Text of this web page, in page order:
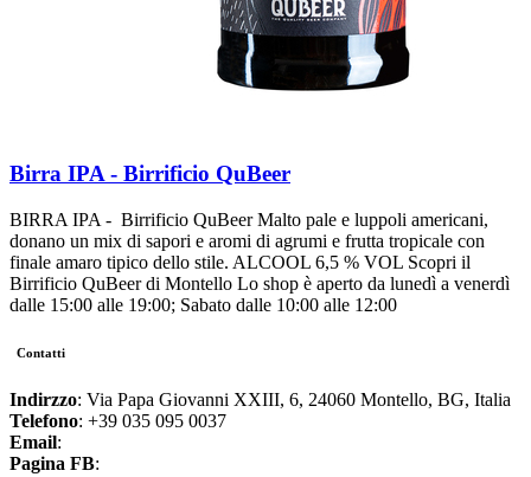
Birra IPA - Birrificio QuBeer
BIRRA IPA - Birrificio QuBeer Malto pale e luppoli americani,
donano un mix di sapori e aromi di agrumi e frutta tropicale con
finale amaro tipico dello stile. ALCOOL 6,5 % VOL Scopri il
Birrificio QuBeer di Montello Lo shop è aperto da lunedì a venerdì
dalle 15:00 alle 19:00; Sabato dalle 10:00 alle 12:00
Contatti
Indirzzo: Via Papa Giovanni XXIII, 6, 24060 Montello, BG, Italia
Telefono: +39 035 095 0037
Email:
Pagina FB: